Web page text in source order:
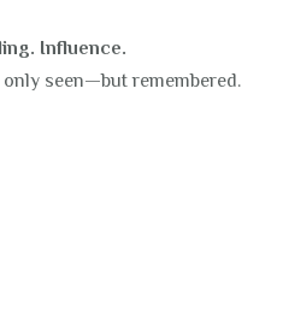
Influence.
seen—but remembered.